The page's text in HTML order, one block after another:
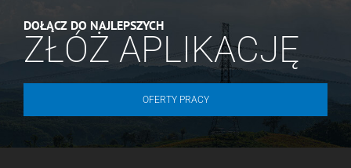
DOŁĄCZ DO NAJLEPSZYCH
ZŁÓŻ APLIKACJĘ
OFERTY PRACY